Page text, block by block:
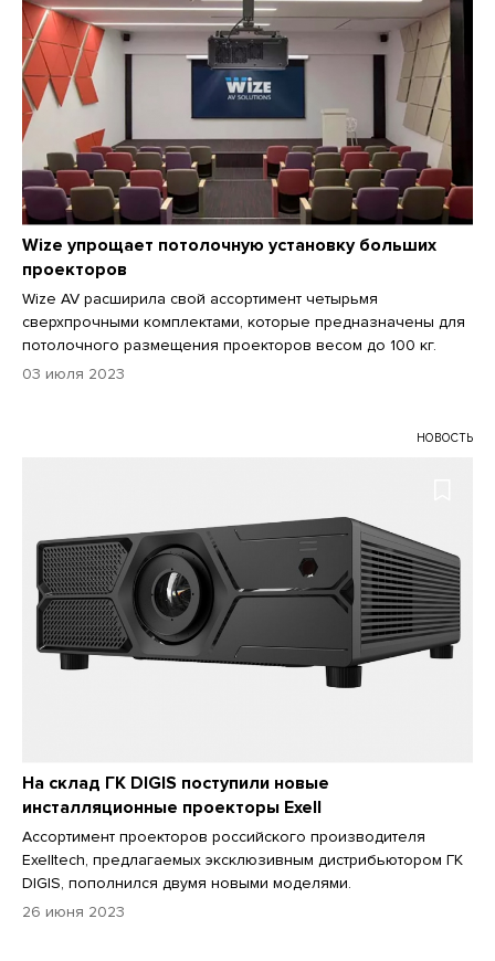
Wize упрощает потолочную установку больших
проекторов
Wize AV расширила свой ассортимент четырьмя
сверхпрочными комплектами, которые предназначены для
потолочного размещения проекторов весом до 100 кг.
03 июля 2023
НОВОСТЬ
На склад ГК DIGIS поступили новые
инсталляционные проекторы Exell
Ассортимент проекторов российского производителя
Exelltech, предлагаемых эксклюзивным дистрибьютором ГК
DIGIS, пополнился двумя новыми моделями.
26 июня 2023